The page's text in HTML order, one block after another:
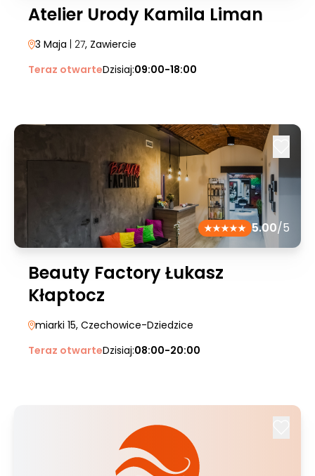
Atelier Urody Kamila Liman
3 Maja | 27, Zawiercie
Teraz otwarteDzisiaj:09:00-18:00
5.00/5
Beauty Factory Łukasz
Kłaptocz
miarki 15, Czechowice-Dziedzice
Teraz otwarteDzisiaj:08:00-20:00